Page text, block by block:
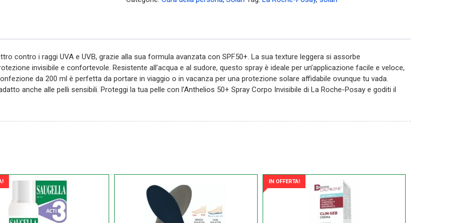
contro i raggi UVA e UVB, grazie alla sua formula avanzata con SPF50+. La sua texture leggera si assorbe
invisibile e confortevole. Resistente all’acqua e al sudore, questo spray è ideale per un’applicazione facile e veloce,
da 200 ml è perfetta da portare in viaggio o in vacanza per una protezione solare affidabile ovunque tu vada.
anche alle pelli sensibili. Proteggi la tua pelle con l’Anthelios 50+ Spray Corpo Invisibile di La Roche-Posay e goditi il
IN OFFERTA!